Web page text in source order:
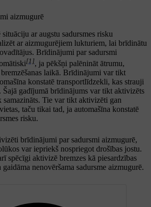
aizmugurē
situāciju ar augstu sadursmes risku
ar aizmugurējiem lukturiem, lai brīdinātu
Brīdinājumi par sadursmi
[1], ja pēkšņi palēnināt ātrumu,
laikā. Brīdinājumi var tikt
konstatē transportlīdzekli, kas strauji
Šajā gadījumā brīdinājums var tikt aktivizēts
samazināts. Tie var tikt aktivizēti gan
taču tikai tad, ja automašīna konstatē
risku.
brīdinājumi par sadursmi aizmugurē,
var iepriekš nospriegot drošības jostu.
spēcīgi aktivizē bremzes kā piesardzības
nenovēršama sadursme aizmugurē.